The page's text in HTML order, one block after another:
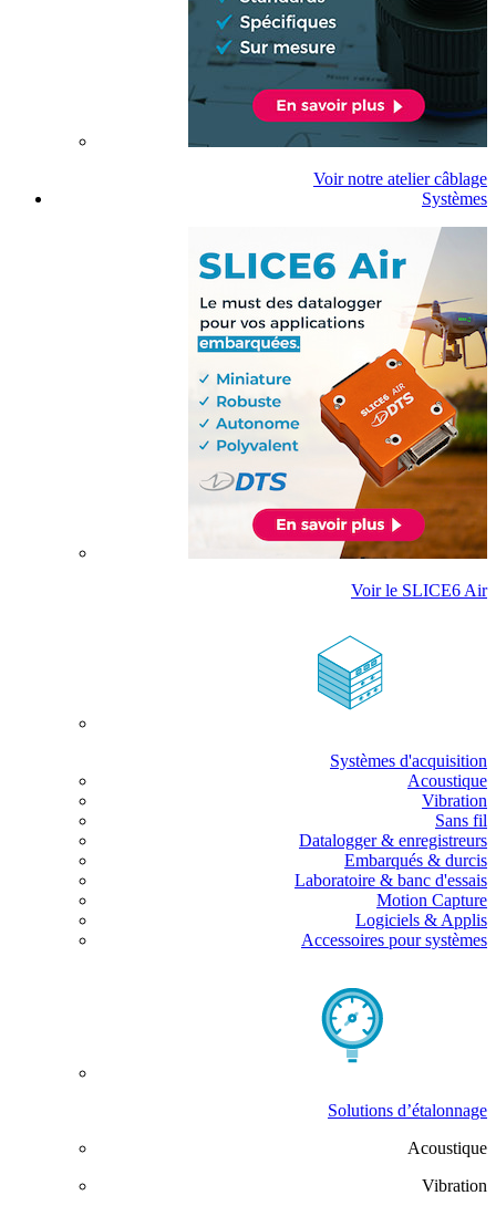
Voir notre atelier câblage
Systèmes
Voir le SLICE6 Air
Systèmes d'acquisition
Acoustique
Vibration
Sans fil
Datalogger & enregistreurs
Embarqués & durcis
Laboratoire & banc d'essais
Motion Capture
Logiciels & Applis
Accessoires pour systèmes
Solutions d’étalonnage
Acoustique
Vibration